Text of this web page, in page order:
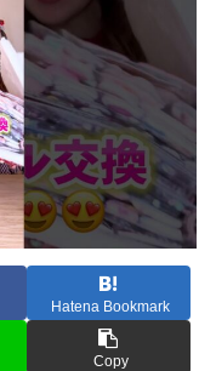
Hatena Bookmark
Copy